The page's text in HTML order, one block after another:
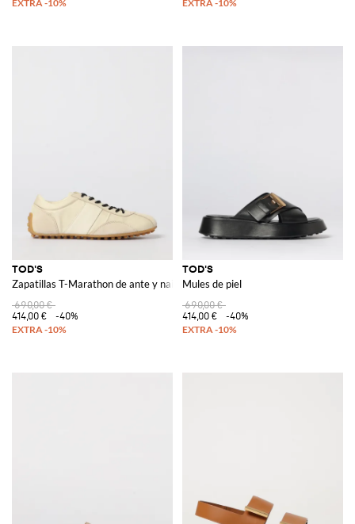
TOD'S
Zapatillas T-Marathon de ante y nailon
690,00 €
414,00 €
-40%
TOD'S
Mules de piel
690,00 €
414,00 €
-40%